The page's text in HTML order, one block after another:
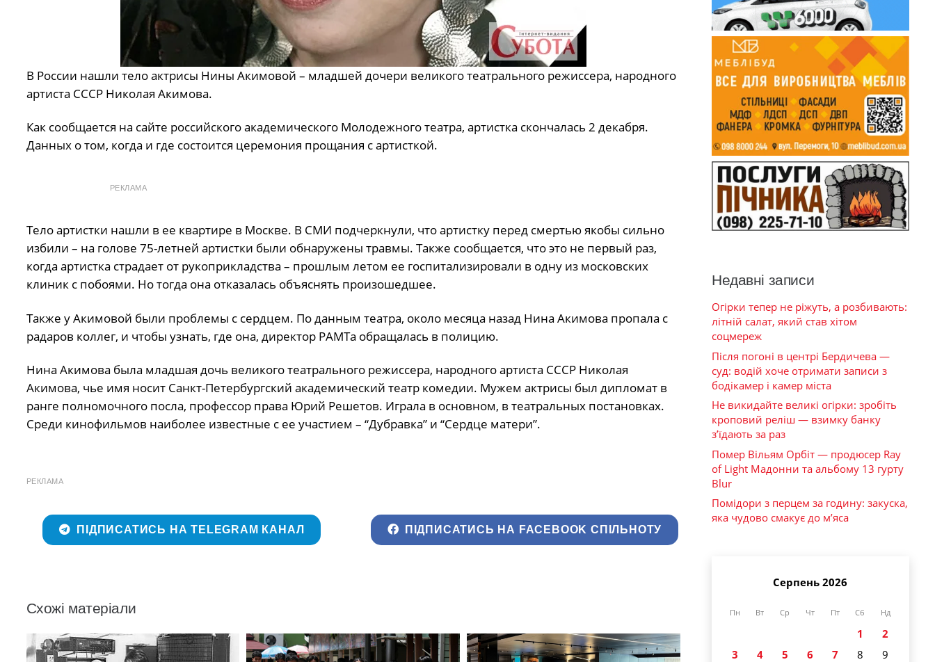
В России нашли тело актрисы Нины Акимовой – младшей дочери великого театрального режиссера, народного
артиста СССР Николая Акимова.
Как сообщается на сайте российского академического Молодежного театра, артистка скончалась 2 декабря.
Данных о том, когда и где состоится церемония прощания с артисткой.
РЕКЛАМА
Тело артистки нашли в ее квартире в Москве. В СМИ подчеркнули, что артистку перед смертью якобы сильно
избили – на голове 75-летней артистки были обнаружены травмы. Также сообщается, что это не первый раз,
когда артистка страдает от рукоприкладства – прошлым летом ее госпитализировали в одну из московских
клиник с побоями. Но тогда она отказалась объяснять произошедшее.
Также у Акимовой были проблемы с сердцем. По данным театра, около месяца назад Нина Акимова пропала с
радаров коллег, и чтобы узнать, где она, директор РАМТа обращалась в полицию.
Нина Акимова была младшая дочь великого театрального режиссера, народного артиста СССР Николая
Акимова, чье имя носит Санкт-Петербургский академический театр комедии. Мужем актрисы был дипломат в
ранге полномочного посла, профессор права Юрий Решетов. Играла в основном, в театральных постановках.
Среди кинофильмов наиболее известные с ее участием – “Дубравка” и “Сердце матери”.
РЕКЛАМА
ПІДПИСАТИСЬ НА TELEGRAM КАНАЛ ПІДПИСАТИСЬ НА FACEBOOK СПІЛЬНОТУ
Схожі матеріали
Недавні записи
Огірки тепер не ріжуть, а розбивають:
літній салат, який став хітом
соцмереж
Після погоні в центрі Бердичева —
суд: водій хоче отримати записи з
бодікамер і камер міста
Не викидайте великі огірки: зробіть
кроповий реліш — взимку банку
з’їдають за раз
Помер Вільям Орбіт — продюсер Ray
of Light Мадонни та альбому 13 гурту
Blur
Помідори з перцем за годину: закуска,
яка чудово смакує до м’яса
Серпень 2026
Пн Вт Ср Чт Пт Сб Нд
1
2
3
4 5 6 7 8
9